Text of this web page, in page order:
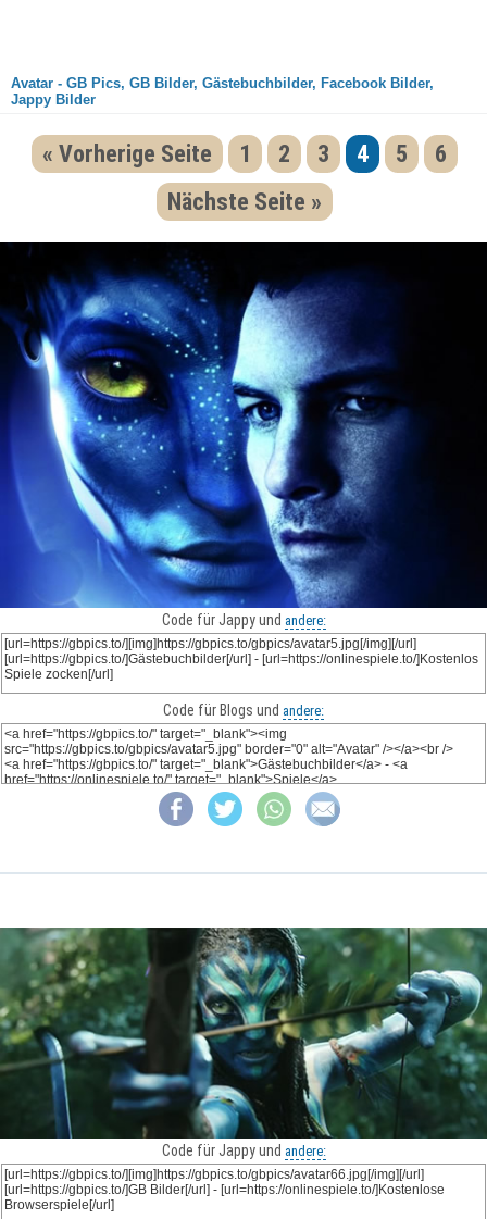
Avatar - GB Pics, GB Bilder, Gästebuchbilder, Facebook Bilder,
Jappy Bilder
« Vorherige Seite 1 2 3 4 5
6
Nächste Seite »
Code für Jappy und andere:
Code für Blogs und andere:
Code für Jappy und andere: